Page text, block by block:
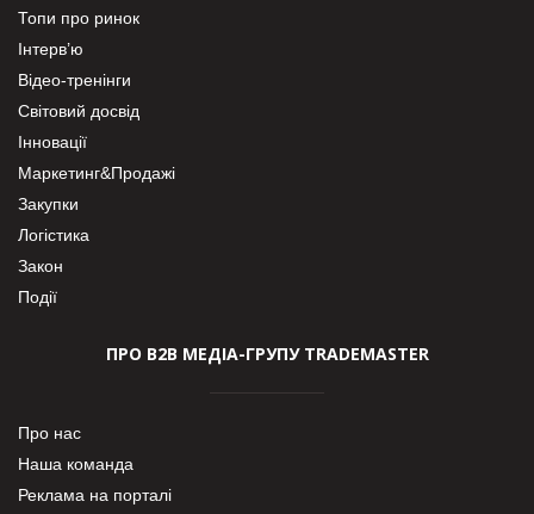
Топи про ринок
Інтерв’ю
Відео-тренінги
Світовий досвід
Інновації
Маркетинг&Продажі
Закупки
Логістика
Закон
Події
ПРО В2В МЕДІА-ГРУПУ TRADEMASTER
Про нас
Наша команда
Реклама на порталі